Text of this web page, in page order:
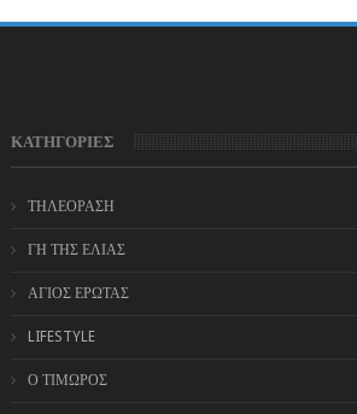
ΚΑΤΗΓΟΡΙΕΣ
ΤΗΛΕΟΡΑΣΗ
ΓΗ ΤΗΣ ΕΛΙΑΣ
ΑΓΙΟΣ ΕΡΩΤΑΣ
LIFESTYLE
Ο ΤΙΜΩΡΟΣ